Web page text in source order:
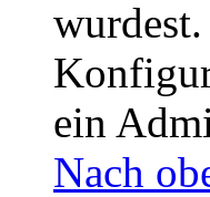
ein
Nach